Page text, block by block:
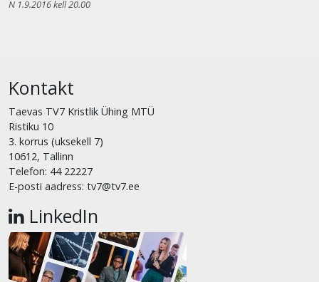
N 1.9.2016 kell 20.00
Kontakt
Taevas TV7 Kristlik Ühing MTÜ
Ristiku 10
3. korrus (uksekell 7)
10612, Tallinn
Telefon: 44 22227
E-posti aadress: tv7@tv7.ee
LinkedIn